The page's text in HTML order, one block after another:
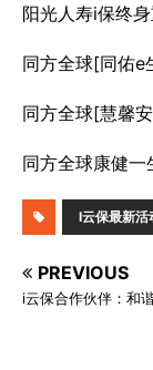
阳光人寿i保终
同方全球[同佑e
同方全球[慧馨
同方全球康健
I云保最新活
PREVIOUS
i云保合作伙伴：和